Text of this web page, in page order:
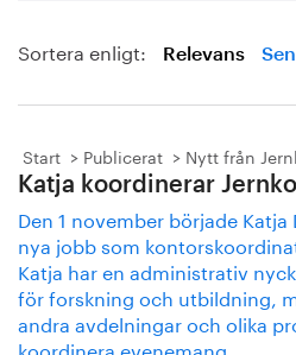
Sortera enligt: Relevans
Start Publicerat Nytt från
Katja koordinerar
Den 1 november började
nya jobb som
Katja har en administrativ
för forskning och utbildning,
andra avdelningar och olika
koordinera evenemang.